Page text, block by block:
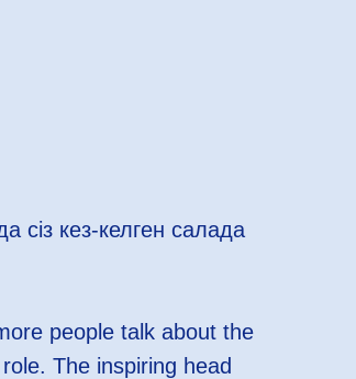
сіз кез-келген салада
people talk about the
The inspiring head